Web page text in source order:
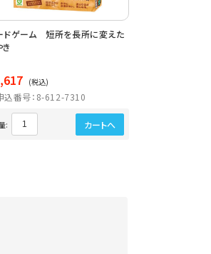
ドゲーム 短所を長所に変えた
き
(税込)
込番号：8-612-7310
: カートへ